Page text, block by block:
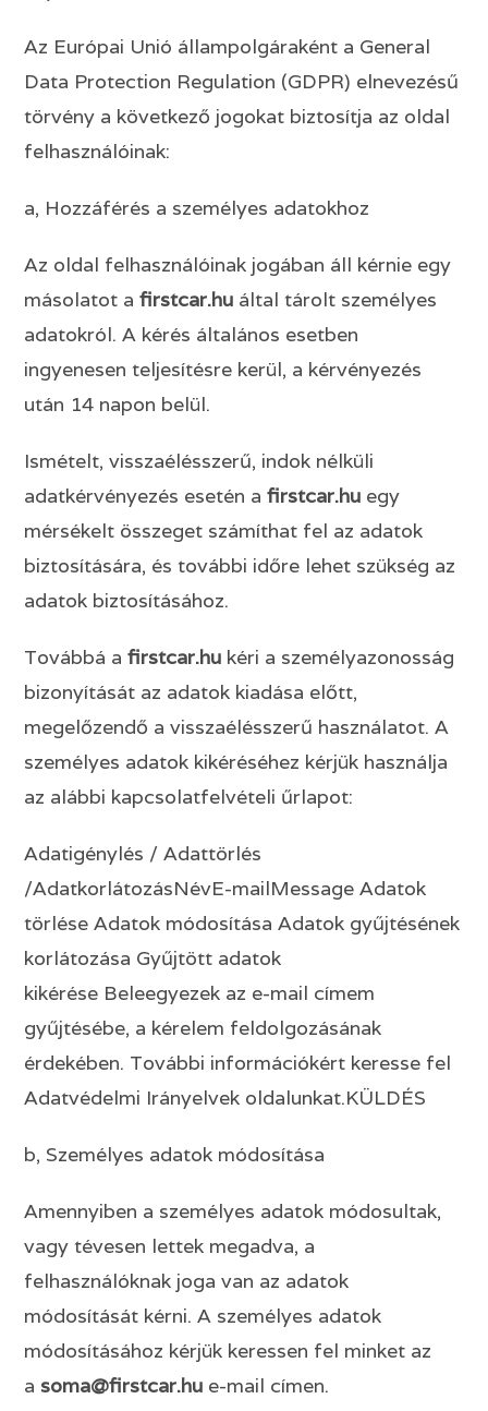
Az Európai Unió állampolgáraként a General
Data Protection Regulation (GDPR) elnevezésű
törvény a következő jogokat biztosítja az oldal
felhasználóinak:
a, Hozzáférés a személyes adatokhoz
Az oldal felhasználóinak jogában áll kérnie egy
másolatot afirstcar.hu által tárolt személyes
adatokról. A kérés általános esetben
ingyenesen teljesítésre kerül, a kérvényezés
után 14 napon belül.
Ismételt, visszaélésszerű, indok nélküli
adatkérvényezés esetén afirstcar.hu egy
mérsékelt összeget számíthat fel az adatok
biztosítására, és további időre lehet szükség az
adatok biztosításához.
Továbbá afirstcar.hu kéri a személyazonosság
bizonyítását az adatok kiadása előtt,
megelőzendő a visszaélésszerű használatot. A
személyes adatok kikéréséhez kérjük használja
az alábbi kapcsolatfelvételi űrlapot:
Adatigénylés / Adattörlés
/AdatkorlátozásNévE-mailMessage Adatok
törlése Adatok módosítása Adatok gyűjtésének
korlátozása Gyűjtött adatok
kikérése Beleegyezek az e-mail címem
gyűjtésébe, a kérelem feldolgozásának
érdekében. További információkért keresse fel
Adatvédelmi Irányelvek oldalunkat.KÜLDÉS
b, Személyes adatok módosítása
Amennyiben a személyes adatok módosultak,
vagy tévesen lettek megadva, a
felhasználóknak joga van az adatok
módosítását kérni. A személyes adatok
módosításához kérjük keressen fel minket az
a soma@firstcar.hu e-mail címen.